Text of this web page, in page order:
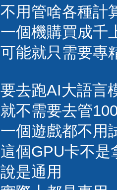
不用管啥各種計
一個機購買成千
可能就只需要專
要去跑AI大語言
就不需要去管
一個遊戲都不用
這個GPU卡不是
說是通用